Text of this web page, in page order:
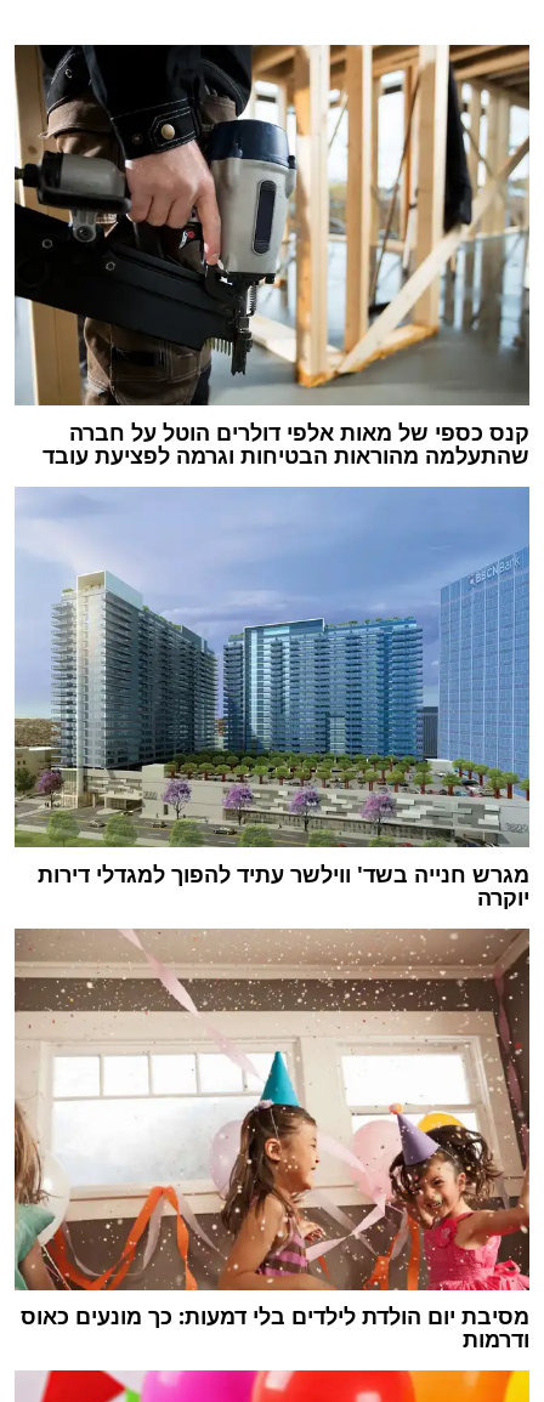
קנס כספי של מאות אלפי דולרים הוטל על חברה
שהתעלמה מהוראות הבטיחות וגרמה לפציעת עובד
מגרש חנייה בשד' ווילשר עתיד להפוך למגדלי דירות
יוקרה
מסיבת יום הולדת לילדים בלי דמעות: כך מונעים כאוס
ודרמות